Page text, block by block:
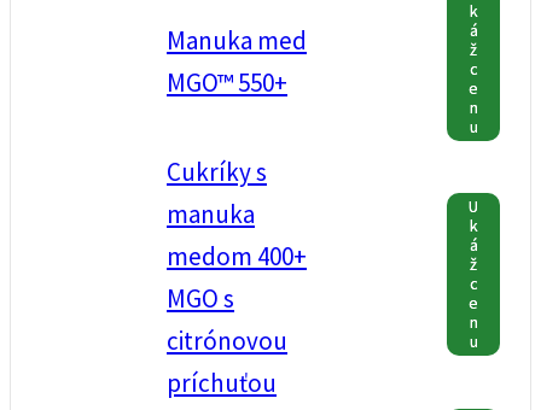
Manuka med
MGO™ 550+
k
á
ž
c
e
n
u
Cukríky s
manuka
medom 400+
MGO s
citrónovou
príchuťou
U
k
á
ž
c
e
n
u